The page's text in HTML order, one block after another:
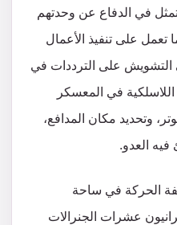
في الدفاع عن وحدتهم
بقدر ما تعمل على تنفيذ الأعمال
التشويش على الترددات في
في المعسكر
وتحديد مكان المدافع،
فيه العدو.
الحركة في ساحة
عشرات الجنرالات